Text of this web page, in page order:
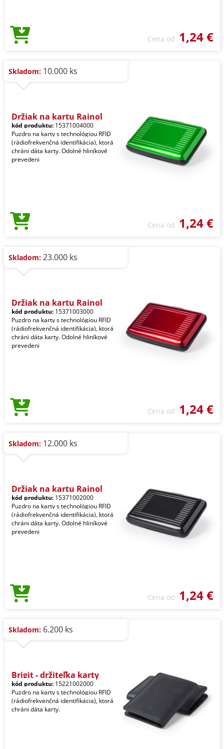
Cena od 1,24 €
Skladom: 10.000 ks
Držiak na kartu Rainol
kód produktu: 15371004000
Puzdro na karty s technológiou RFID
(rádiofrekvenčná identifikácia), ktorá
chráni dáta karty. Odolné hliníkové
prevedeni
Cena od 1,24 €
Skladom: 23.000 ks
Držiak na kartu Rainol
kód produktu: 15371003000
Puzdro na karty s technológiou RFID
(rádiofrekvenčná identifikácia), ktorá
chráni dáta karty. Odolné hliníkové
prevedeni
Cena od 1,24 €
Skladom: 12.000 ks
Držiak na kartu Rainol
kód produktu: 15371002000
Puzdro na karty s technológiou RFID
(rádiofrekvenčná identifikácia), ktorá
chráni dáta karty. Odolné hliníkové
prevedeni
Cena od 1,24 €
Skladom: 6.200 ks
Brigit - držiteľka karty
kód produktu: 15221002000
Puzdro na karty s technológiou RFID
(rádiofrekvenčná identifikácia), ktorá
chráni dáta karty.